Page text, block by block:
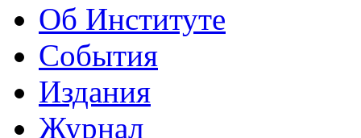
Об Институте
События
Издания
Журнал